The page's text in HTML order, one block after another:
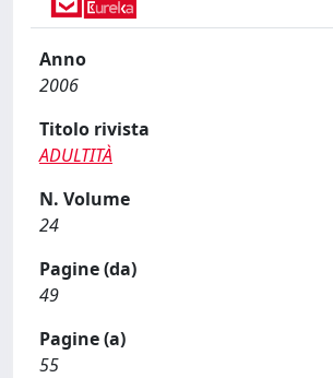
Anno
2006
Titolo rivista
ADULTITÀ
N. Volume
24
Pagine (da)
49
Pagine (a)
55